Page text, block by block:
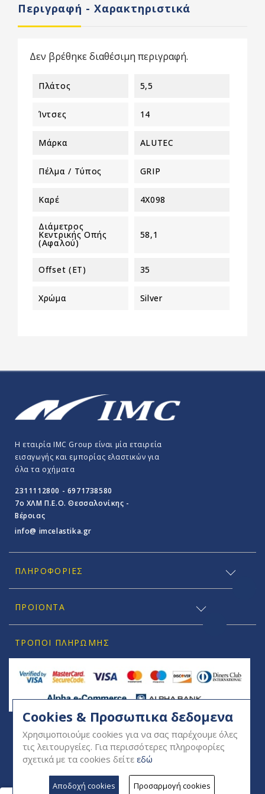
Περιγραφή - Χαρακτηριστικά
Δεν βρέθηκε διαθέσιμη περιγραφή.
Πλάτος 5,5
Ίντσες 14
Μάρκα ALUTEC
Πέλμα / Τύπος GRIP
Καρέ 4X098
Διάμετρος
Κεντρικής Οπής
(αφαλού)
58,1
Offset (ET) 35
Χρώμα Silver
Η εταιρία IMC Group είναι μία εταιρεία
εισαγωγής και εμπορίας ελαστικών για
όλα τα οχήματα
2311112800 - 6971738580
7o ΧΛΜ Π.E.O. Θεσσαλονίκης -
Βέροιας
info@ imcelastika.gr
ΠΛΗΡΟΦΟΡΊΕΣ
ΠΡΟΪΟΝΤΑ
ΤΡΌΠΟΙ ΠΛΗΡΩΜΉΣ
SOCIAL
Cookies & Προσωπικα δεδομενα
Χρησιμοποιούμε cookies για να σας παρέχουμε όλες
τις λειτουργείες. Για περισσότερες πληροφορίες
σχετικά με τα cookies δείτε εδώ
Αποδοχή cookies Προσαρμογή cookies